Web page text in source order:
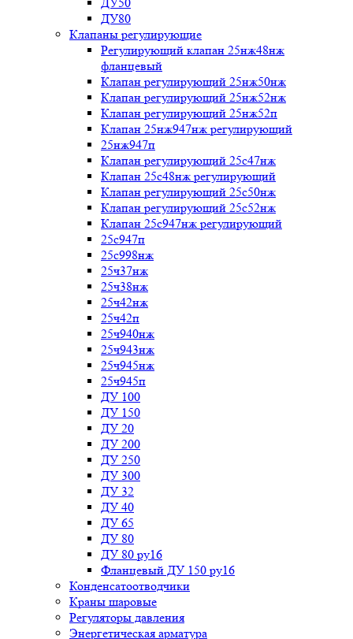
ДУ80
Клапаны регулирующие
Регулирующий клапан 25нж48нж
фланцевый
Клапан регулирующий 25нж50нж
Клапан регулирующий 25нж52нж
Клапан регулирующий 25нж52п
Клапан 25нж947нж регулирующий
25нж947п
Клапан регулирующий 25с47нж
Клапан 25с48нж регулирующий
Клапан регулирующий 25с50нж
Клапан регулирующий 25с52нж
Клапан 25с947нж регулирующий
25с947п
25с998нж
25ч37нж
25ч38нж
25ч42нж
25ч42п
25ч940нж
25ч943нж
25ч945нж
25ч945п
ДУ 100
ДУ 150
ДУ 20
ДУ 200
ДУ 250
ДУ 300
ДУ 32
ДУ 40
ДУ 65
ДУ 80
ДУ 80 ру16
Фланцевый ДУ 150 ру16
Конденсатоотводчики
Краны шаровые
Регуляторы давления
Энергетическая арматура